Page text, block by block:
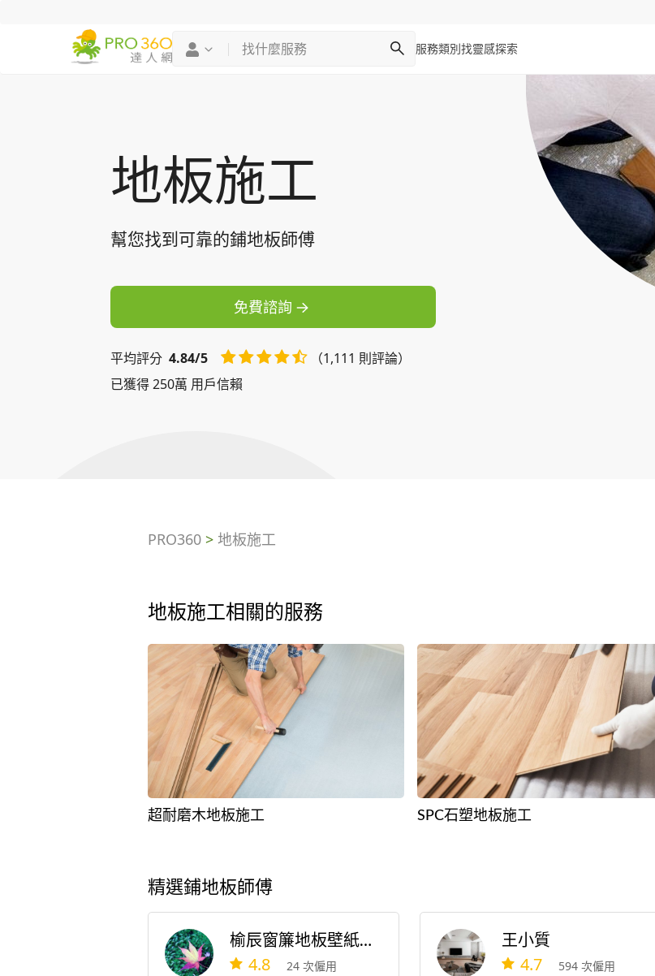
服務類別找靈感探索
地板施工
幫您找到可靠的鋪地板師傅
免費諮詢
平均評分 4.84/5
（1,111 則評論）
已獲得 250萬 用戶信賴
PRO360> 地板施工
地板施工相關的服務
超耐磨木地板施工 SPC石塑地板施工
精選鋪地板師傅
榆辰窗簾地板壁紙室內裝璜統包工程
4.8 24 次僱用
王小質
4.7 594 次僱用